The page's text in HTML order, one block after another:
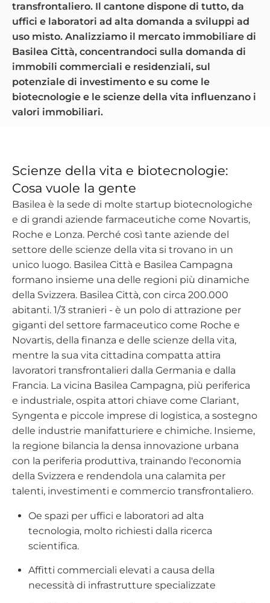
transfrontaliero. Il cantone dispone di tutto, da
uffici e laboratori ad alta domanda a sviluppi ad
uso misto. Analizziamo il mercato immobiliare di
Basilea Città, concentrandoci sulla domanda di
immobili commerciali e residenziali, sul
potenziale di investimento e su come le
biotecnologie e le scienze della vita influenzano i
valori immobiliari.
Scienze della vita e biotecnologie:
Cosa vuole la gente
Basilea è la sede di molte startup biotecnologiche
e di grandi aziende farmaceutiche come Novartis,
Roche e Lonza. Perché così tante aziende del
settore delle scienze della vita si trovano in un
unico luogo. Basilea Città e Basilea Campagna
formano insieme una delle regioni più dinamiche
della Svizzera. Basilea Città, con circa 200.000
abitanti. 1/3 stranieri - è un polo di attrazione per
giganti del settore farmaceutico come Roche e
Novartis, della finanza e delle scienze della vita,
mentre la sua vita cittadina compatta attira
lavoratori transfrontalieri dalla Germania e dalla
Francia. La vicina Basilea Campagna, più periferica
e industriale, ospita attori chiave come Clariant,
Syngenta e piccole imprese di logistica, a sostegno
delle industrie manifatturiere e chimiche. Insieme,
la regione bilancia la densa innovazione urbana
con la periferia produttiva, trainando l'economia
della Svizzera e rendendola una calamita per
talenti, investimenti e commercio transfrontaliero.
Oe spazi per uffici e laboratori ad alta
tecnologia, molto richiesti dalla ricerca
scientifica.
Affitti commerciali elevati a causa della
necessità di infrastrutture specializzate